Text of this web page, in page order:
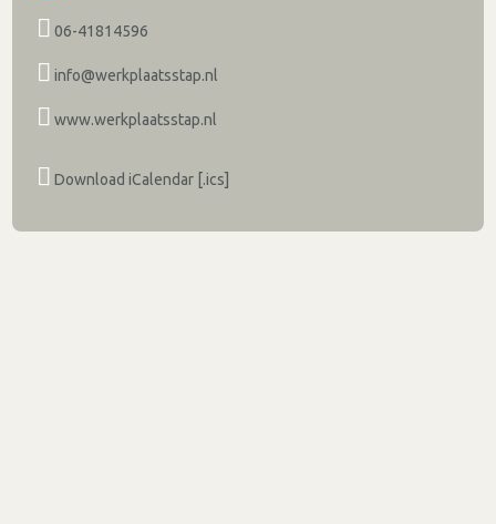
06-41814596
info@werkplaatsstap.nl
www.werkplaatsstap.nl
Download iCalendar [.ics]